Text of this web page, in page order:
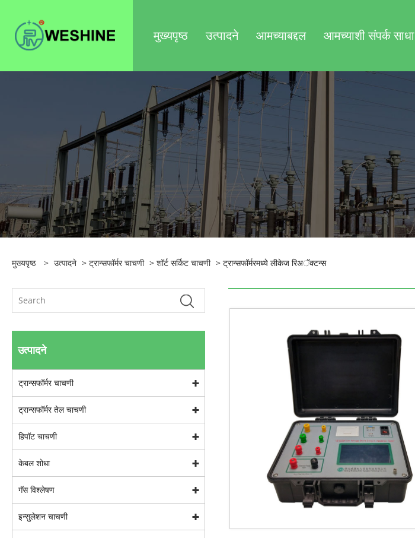
मुख्यपृष्ठ उत्पादने आमच्याबद्दल आमच्याशी संपर्क साधा
मुख्यपृष्ठ > उत्पादने > ट्रान्सफॉर्मर चाचणी > शॉर्ट सर्किट चाचणी > ट्रान्सफॉर्मरमध्ये लीकेज रिअॅक्टन्स
उत्पादने
ट्रान्सफॉर्मर चाचणी
ट्रान्सफॉर्मर तेल चाचणी
हिपॉट चाचणी
केबल शोधा
गॅस विश्लेषण
इन्सुलेशन चाचणी